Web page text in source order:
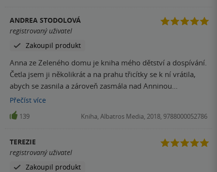
ANDREA STODOLOVÁ
registrovaný uživatel
Zakoupil produkt
Anna ze Zeleného domu je kniha mého dětství a dospívání.
Četla jsem ji několikrát a na prahu třicítky se k ní vrátila,
abych se zasnila a zároveň zasmála nad Anninou
nevinností, jejími nezdařilými pokusy o cokoli,... Knihu
mohu jenom doporučit :-)
Přečíst více
139 Kniha, Albatros Media, 2018, 9788000052786
TEREZIE
registrovaný uživatel
Zakoupil produkt